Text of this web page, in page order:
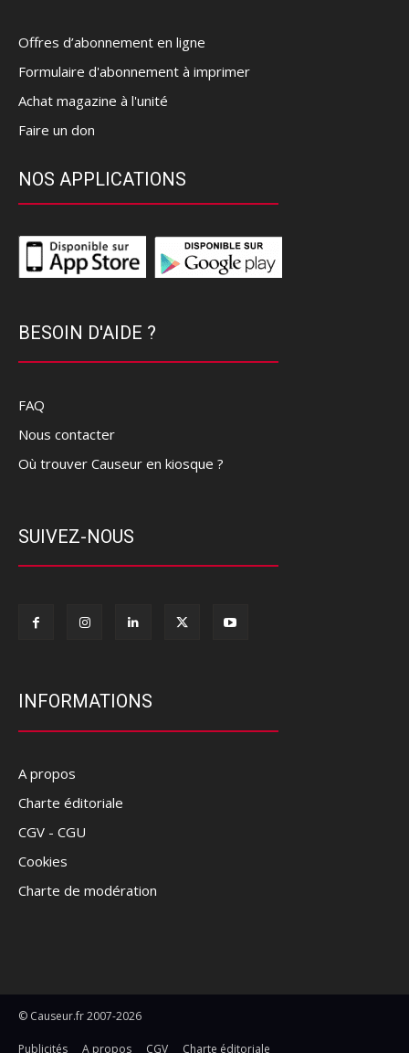
Offres d’abonnement en ligne
Formulaire d'abonnement à imprimer
Achat magazine à l'unité
Faire un don
NOS APPLICATIONS
BESOIN D'AIDE ?
FAQ
Nous contacter
Où trouver Causeur en kiosque ?
SUIVEZ-NOUS
INFORMATIONS
A propos
Charte éditoriale
CGV - CGU
Cookies
Charte de modération
© Causeur.fr 2007-2026
Publicités A propos CGV Charte éditoriale